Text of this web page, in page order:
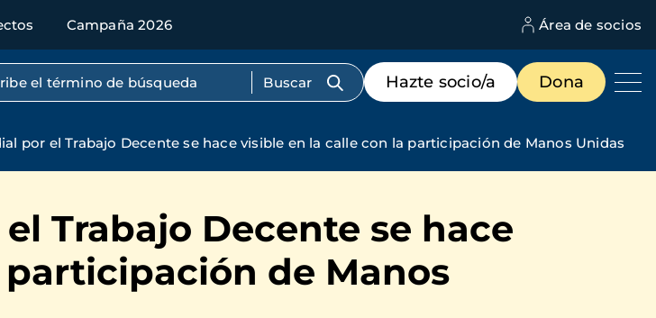
Campaña 2026 Área de socios
por texto completo
Menú
de
destacados
Hazte socio/a Dona
por el Trabajo Decente se hace visible en la calle con la participación de Manos Unidas
Trabajo Decente se hace
de Manos